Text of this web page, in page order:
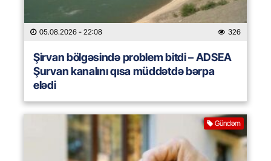
05.08.2026 - 22:08 326
Şirvan bölgəsində problem bitdi – ADSEA
Şurvan kanalını qısa müddətdə bərpa
elədi
Gündəm